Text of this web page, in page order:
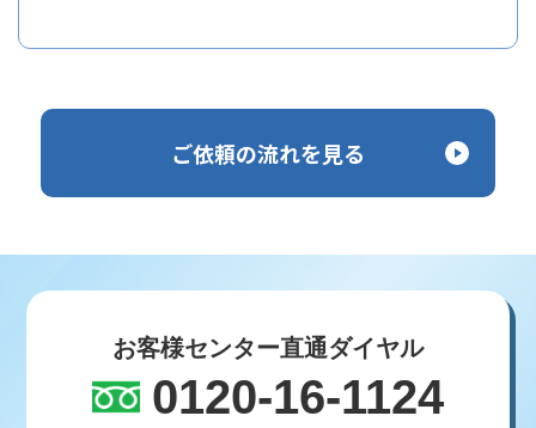
ご依頼の流れを見る
お客様センター直通ダイヤル
0120-16-1124